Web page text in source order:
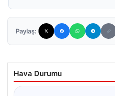
Paylaş:
Hava Durumu